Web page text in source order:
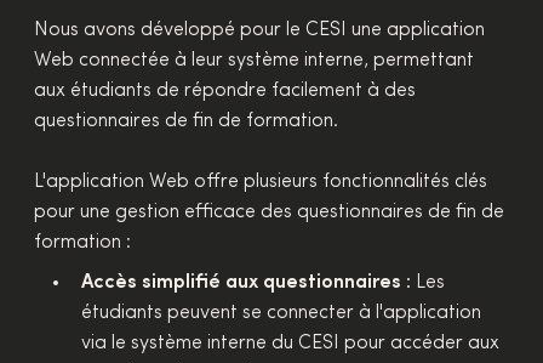
Nous avons développé pour le CESI une application
Web connectée à leur système interne, permettant
aux étudiants de répondre facilement à des
questionnaires de fin de formation.
L'application Web offre plusieurs fonctionnalités clés
pour une gestion efficace des questionnaires de fin de
formation :
Accès simplifié aux questionnaires : Les
étudiants peuvent se connecter à l'application
via le système interne du CESI pour accéder aux